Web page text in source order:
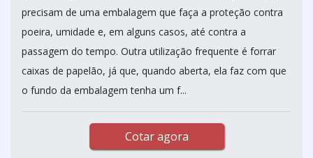
precisam de uma embalagem que faça a proteção contra
poeira, umidade e, em alguns casos, até contra a
passagem do tempo. Outra utilização frequente é forrar
caixas de papelão, já que, quando aberta, ela faz com que
o fundo da embalagem tenha um f...
Cotar agora